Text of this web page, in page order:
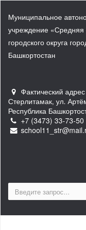
Муниципальное
учреждение
городского округа
Башкортостан
Фактический
Стерлитамак, ул.
Республика
+7 (3473) 33-73-50